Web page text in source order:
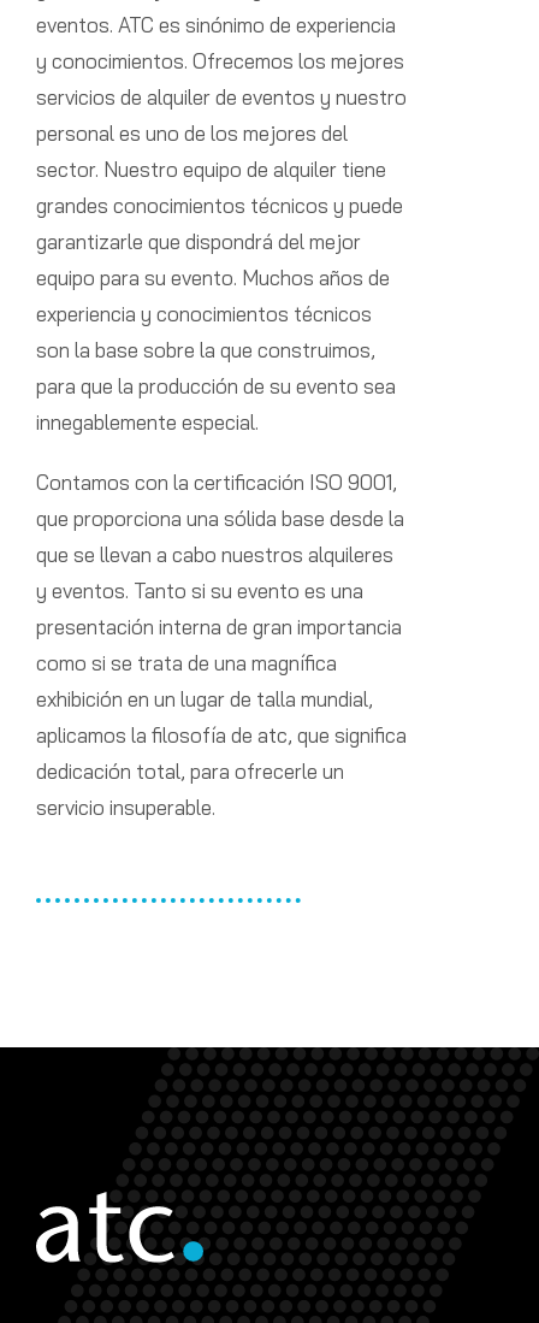
eventos. ATC es sinónimo de experiencia
y conocimientos. Ofrecemos los mejores
servicios de alquiler de eventos y nuestro
personal es uno de los mejores del
sector. Nuestro equipo de alquiler tiene
grandes conocimientos técnicos y puede
garantizarle que dispondrá del mejor
equipo para su evento. Muchos años de
experiencia y conocimientos técnicos
son la base sobre la que construimos,
para que la producción de su evento sea
innegablemente especial.
Contamos con la certificación ISO 9001,
que proporciona una sólida base desde la
que se llevan a cabo nuestros alquileres
y eventos. Tanto si su evento es una
presentación interna de gran importancia
como si se trata de una magnífica
exhibición en un lugar de talla mundial,
aplicamos la filosofía de atc, que significa
dedicación total, para ofrecerle un
servicio insuperable.